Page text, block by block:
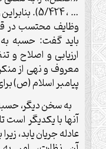
… ، 5/424).
وظایف محتسب در
باید گفت: حسبه
ارزیابی و اصلاح و
معروف و نهی از
پیامبر اسلام (ص)
به سخن دیگر، حسبه
آنها با یکدیگر است
عادله جریان یابد،